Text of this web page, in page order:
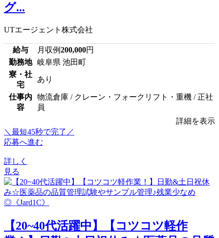
グ...
UTエージェント株式会社
給与 月収例200,000円
勤務地
岐阜県 池田町
寮・社
宅
あり
仕事内
容
物流倉庫 / クレーン・フォークリフト・重機 / 正社
員
詳細を表示
＼最短45秒で完了／
応募へ進む
詳しく
見る
【20~40代活躍中】【コツコツ軽作